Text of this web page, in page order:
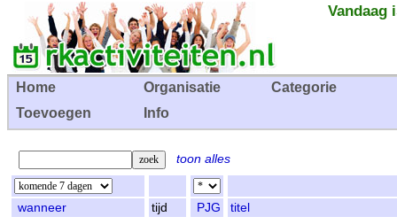
Vandaag
Home Organisatie
Categorie
Toevoegen
Info
toon alles
wanneer tijd PJG
titel